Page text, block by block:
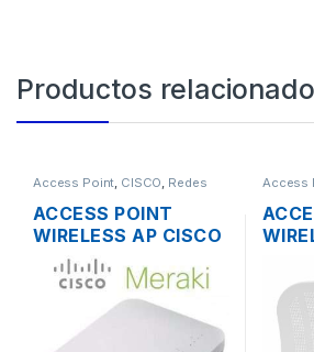
Productos
Access Point, CISCO, Redes
ACCESS POINT
WIRELESS AP CISCO
MERAKI MR12 CLOUD
MANAGED AP
2.4GHZ SOPORTE
POE OUTDOOR
Access
M5-